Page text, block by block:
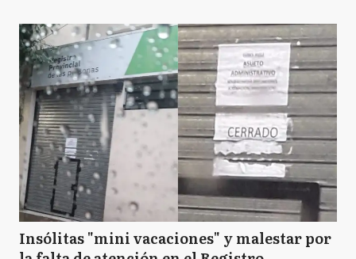
Insólitas "mini vacaciones" y malestar por